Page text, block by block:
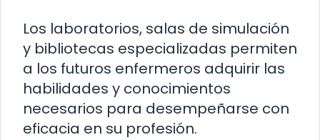
Los laboratorios, salas de simulación
y bibliotecas especializadas permiten
a los futuros enfermeros adquirir las
habilidades y conocimientos
necesarios para desempeñarse con
eficacia en su profesión.